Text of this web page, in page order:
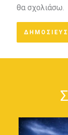
θα σχολιάσω.